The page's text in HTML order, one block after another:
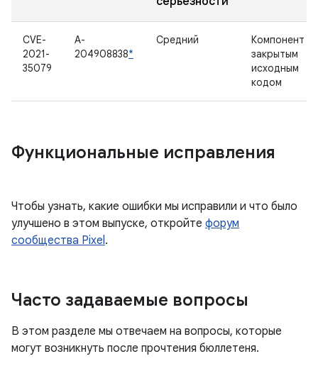
CVE-
2021-
35079
A-
204908838*
Средний
Компонент с
закрытым
исходным
кодом
Функциональные исправления
Чтобы узнать, какие ошибки мы исправили и что было
улучшено в этом выпуске, откройте форум
сообщества Pixel.
Часто задаваемые вопросы
В этом разделе мы отвечаем на вопросы, которые
могут возникнуть после прочтения бюллетеня.